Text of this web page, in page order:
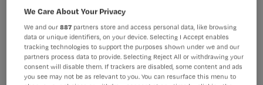
bij de leerstoel verplegingswetenschap in het Julius
Centrum, UMC Utrecht. Dr. Bleijenberg is
verpleegkundige, verplegingswetenschapper en
epidemioloog en als docent betrokken bij de opleiding
verplegingswetenschap aan de Universiteit van Utrecht.
Jarenlang heeft zij gewerkt als wijkverpleegkundige. In
We Care About Your Privacy
We and our887 partners store and access personal data, like browsing
data or unique identifiers, on your device. Selecting I Accept enables
tracking technologies to support the purposes shown under we and our
partners process data to provide. Selecting Reject All or withdrawing your
consent will disable them. If trackers are disabled, some content and ads
you see may not be as relevant to you. You can resurface this menu to